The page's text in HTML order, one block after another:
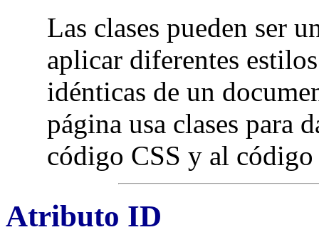
Las clases pueden ser
aplicar diferentes
idénticas de un
página usa clases para
código CSS y al
Atributo ID